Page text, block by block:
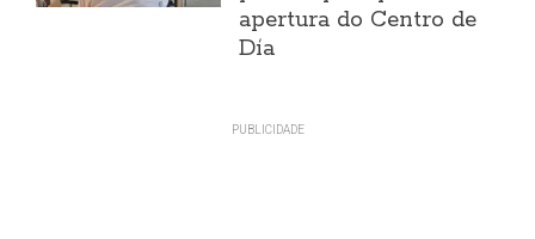
apertura do Centro de
Día